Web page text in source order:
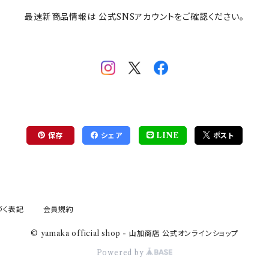
最速新商品情報は 公式SNSアカウントをご確認ください。
保存 シェア LINE ポスト
表記 会員規約
© yamaka official shop - 山加商店 公式オンラインショップ
Powered by